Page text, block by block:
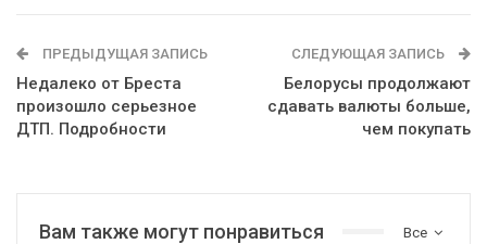
ПРЕДЫДУЩАЯ ЗАПИСЬ
Недалеко от Бреста
произошло серьезное
ДТП. Подробности
СЛЕДУЮЩАЯ ЗАПИСЬ
Белорусы продолжают
сдавать валюты больше,
чем покупать
Все
Вам также могут понравиться